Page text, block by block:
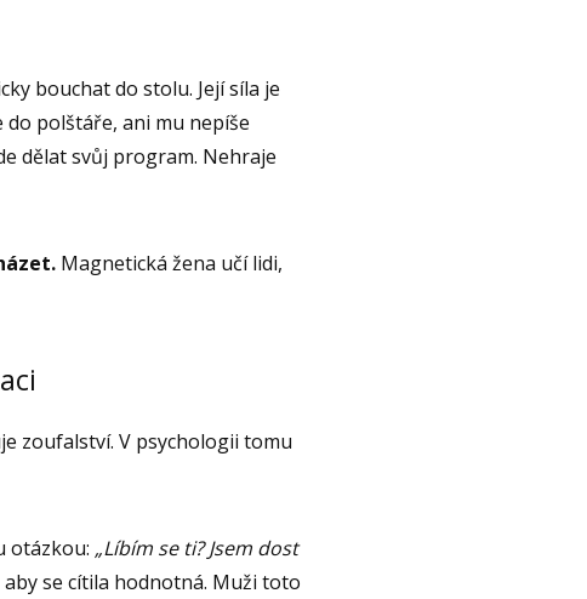
bouchat do stolu. Její síla je
do polštáře, ani mu nepíše
dělat svůj program. Nehraje
Magnetická žena učí lidi,
zoufalství. V psychologii tomu
otázkou: „Líbím se ti? Jsem dost
se cítila hodnotná. Muži toto